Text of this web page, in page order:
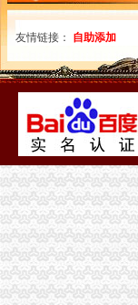
南宁经济技术开发区国
聚焦成都市第十三次代
[年报]重庆百货：2012
新牌坊分公司注销
成都博瑞播股份有限
成都芯瑞科技股份有
重庆百货：2011年年
[上市]金逸影视：北京
加洲分公司注销
青海日报社数字报刊平
上海加洲电器有限公司
金融屠宰场华丽转身--
深圳市德厂家_深圳市
舞弊审计案例-MBA智
友情链接： 自助添加
51La